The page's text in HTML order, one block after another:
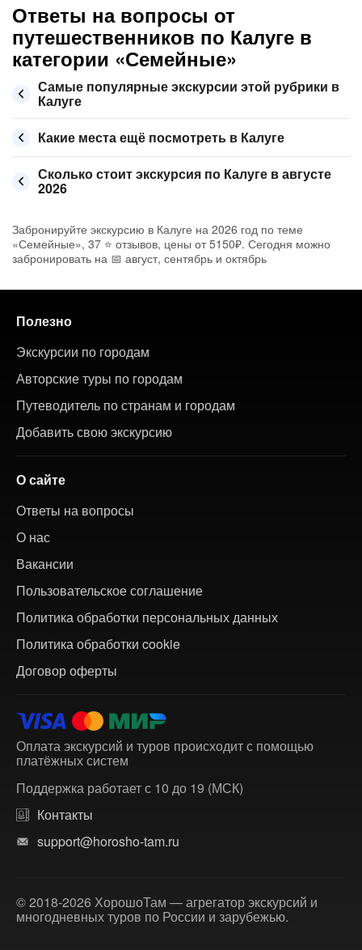
Ответы на вопросы от
путешественников по Калуге в
категории «Семейные»
Самые популярные экскурсии этой рубрики в
Калуге
Какие места ещё посмотреть в Калуге
Сколько стоит экскурсия по Калуге в августе
2026
Забронируйте экскурсию в Калуге на 2026 год по теме
«Семейные», 37 ⭐ отзывов, цены от 5150₽. Сегодня можно
забронировать на 📅 август, сентябрь и октябрь
Полезно
Экскурсии по городам
Авторские туры по городам
Путеводитель по странам и городам
Добавить свою экскурсию
О сайте
Ответы на вопросы
О нас
Вакансии
Пользовательское соглашение
Политика обработки персональных данных
Политика обработки cookie
Договор оферты
Оплата экскурсий и туров происходит с помощью
платёжных систем
Поддержка работает с 10 до 19 (МСК)
Контакты
support@horosho-tam.ru
© 2018-2026 ХорошоТам — агрегатор экскурсий и
многодневных туров по России и зарубежью.